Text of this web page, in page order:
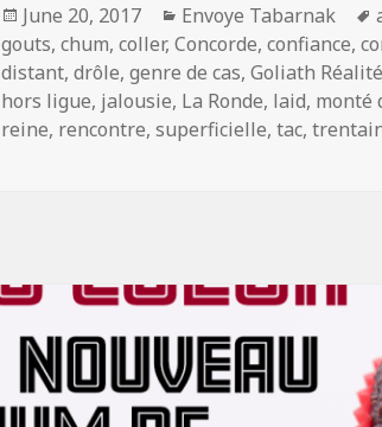
Posted
on
June 20, 2017 Categories
Envoye Tabarnak
gouts,chum,coller,Concorde,confiance,
distant,drôle,genre de cas,Goliath
hors ligue, jalousie, La Ronde, laid, monté
reine, rencontre,superficielle,tac,